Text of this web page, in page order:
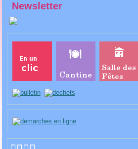
Newsletter